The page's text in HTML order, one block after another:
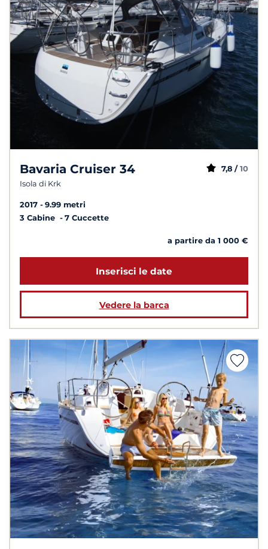
Bavaria Cruiser 34
Isola di Krk
7,8 / 10
2017
9.99 metri
3 Cabine
7 Cuccette
a partire da 1 000 €
Inserisci le date
Vedere la barca